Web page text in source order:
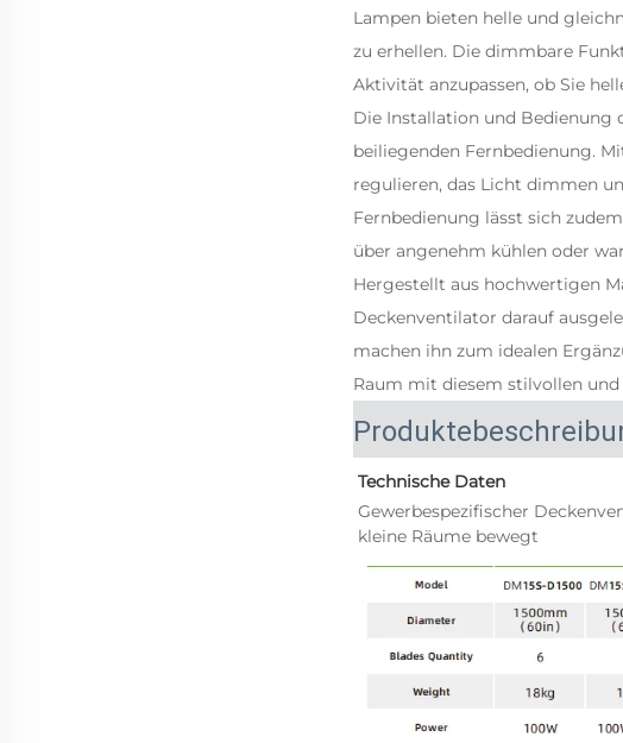
Lampen bieten helle und
zu erhellen. Die dimmbare
Aktivität anzupassen, ob Sie
Die Installation und Bedienung
beiliegenden Fernbedienung.
regulieren, das Licht dimmen
Fernbedienung lässt sich
über angenehm kühlen oder
Hergestellt aus hochwertigen
Deckenventilator darauf
machen ihn zum idealen
Raum mit diesem stilvollen
Technische Daten
Gewerbespezifischer
kleine Räume bewegt